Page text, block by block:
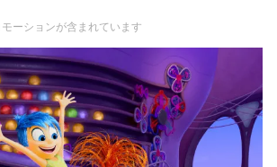
ーションが含まれています